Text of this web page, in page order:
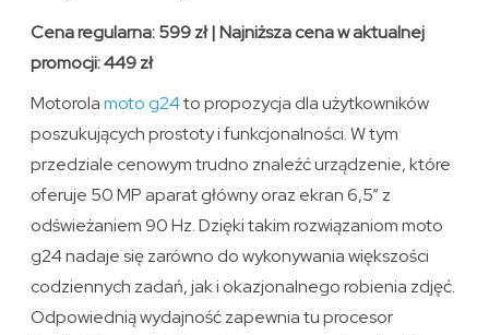
Cena regularna: 599 zł | Najniższa cena w aktualnej
promocji: 449 zł
Motorolamoto g24to propozycja dla użytkowników
poszukujących prostoty i funkcjonalności. W tym
przedziale cenowym trudno znaleźć urządzenie, które
oferuje 50 MP aparat główny oraz ekran 6,5” z
odświeżaniem 90 Hz. Dzięki takim rozwiązaniom moto
g24 nadaje się zarówno do wykonywania większości
codziennych zadań, jak i okazjonalnego robienia zdjęć.
Odpowiednią wydajność zapewnia tu procesor